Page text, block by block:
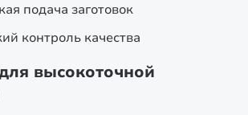
подача заготовок
контроль качества
высокоточной